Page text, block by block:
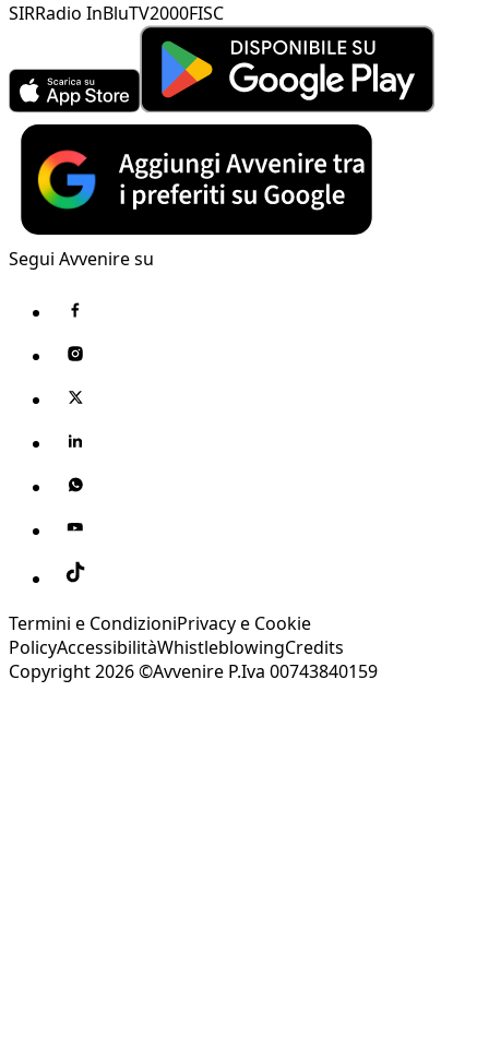
SIRRadio InBluTV2000FISC
Segui Avvenire su
Termini e CondizioniPrivacy e Cookie
PolicyAccessibilitàWhistleblowingCredits
Copyright 2026 ©Avvenire P.Iva 00743840159